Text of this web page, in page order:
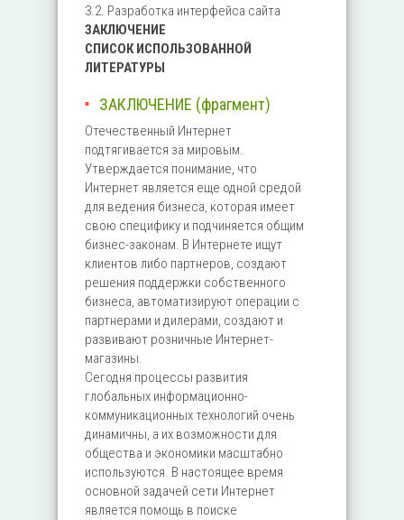
3.2. Разработка интерфейса сайта
ЗАКЛЮЧЕНИЕ
СПИСОК ИСПОЛЬЗОВАННОЙ
ЛИТЕРАТУРЫ
ЗАКЛЮЧЕНИЕ (фрагмент)
Отечественный Интернет
подтягивается за мировым.
Утверждается понимание, что
Интернет является еще одной средой
для ведения бизнеса, которая имеет
свою специфику и подчиняется общим
бизнес-законам. В Интернете ищут
клиентов либо партнеров, создают
решения поддержки собственного
бизнеса, автоматизируют операции с
партнерами и дилерами, создают и
развивают розничные Интернет-
магазины.
Сегодня процессы развития
глобальных информационно-
коммуникационных технологий очень
динамичны, а их возможности для
общества и экономики масштабно
используются. В настоящее время
основной задачей сети Интернет
является помощь в поиске